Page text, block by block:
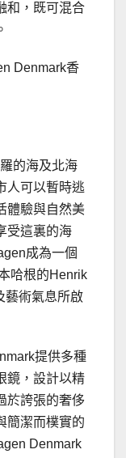
和，既可混合
Denmark香
的海及北海
人可以暫時逃
體驗與自然美
受這裏的海
成為一個
哈根的Henrik
藝術氣息所啟
提供多種
鏡，設計以精
於誇張的奢侈
簡潔而樸實的
Denmark